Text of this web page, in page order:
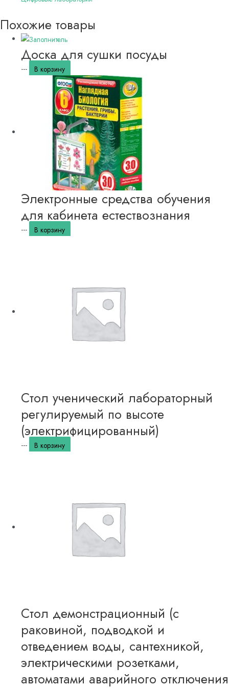
Похожие товары
Доска для сушки посуды
--- В корзину
Электронные средства обучения
для кабинета естествознания
--- В корзину
Стол ученический лабораторный
регулируемый по высоте
(электрифицированный)
--- В корзину
Стол демонстрационный (с
раковиной, подводкой и
отведением воды, сантехникой,
электрическими розетками,
автоматами аварийного отключения